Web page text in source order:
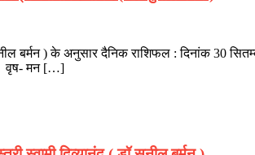
बर्मन ) के अनुसार दैनिक राशिफल : दिनांक 30
वृष- मन […]